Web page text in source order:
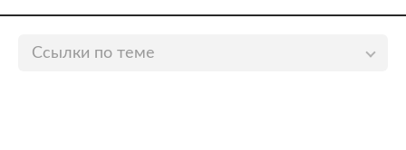
Ссылки по теме